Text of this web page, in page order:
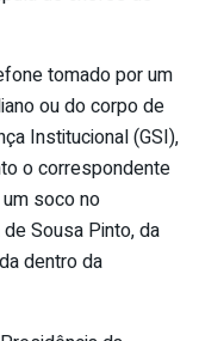
tomado por um
ou do corpo de
Institucional (GSI),
o correspondente
soco no
Sousa Pinto, da
dentro da